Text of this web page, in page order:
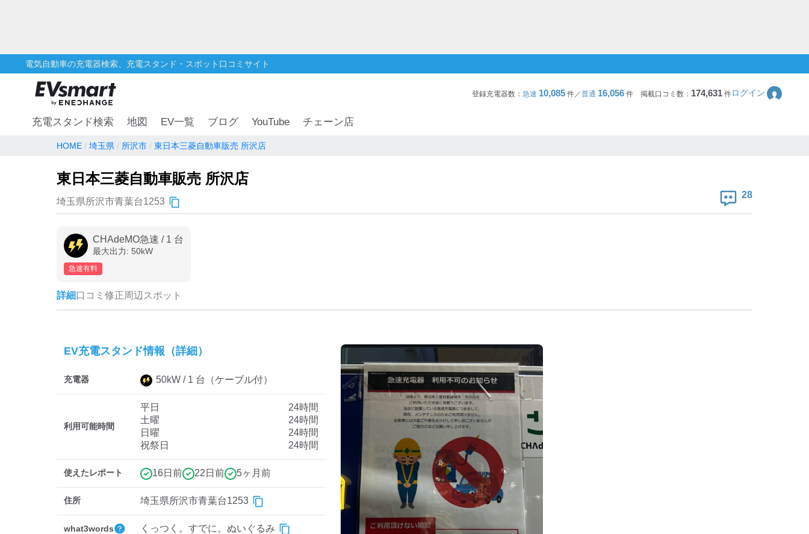
電気自動車の充電器検索、充電スタンド・スポット口コミサイト
登録充電器数： 急速 10,085 件／普通 16,056 件 掲載口コミ数： 174,631件ログイン
充電スタンド検索 地図 EV一覧 ブログ YouTube チェーン店
HOME 埼玉県 所沢市 東日本三菱自動車販売 所沢店
東日本三菱自動車販売 所沢店
埼玉県所沢市青葉台1253
28
CHAdeMO急速 / 1 台
最大出力: 50kW
急速有料
詳細口コミ 修正周辺スポット
EV充電スタンド情報（詳細）
充電器 50kW / 1 台 （ケーブル付）
利用可能時間
平日
24時間
土曜
24時間
日曜
24時間
祝祭日
24時間
使えたレポート 16日前 22日前 5ヶ月前
住所 埼玉県所沢市青葉台1253
what3words くっつく。すでに。ぬいぐるみ